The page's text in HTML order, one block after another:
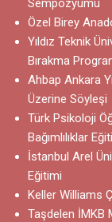
Sempozyumu
Özel Birey
Yıldız Teknik
Bırakma
Ahbap Ankara
Üzerine Söyleşi
Türk Psikoloji
Bağımlılıklar
İstanbul Arel
Eğitimi
Keller Williams
Taşdelen İMKB